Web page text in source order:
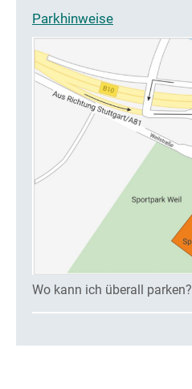
Parkhinweise
Wo kann ich überall parken?